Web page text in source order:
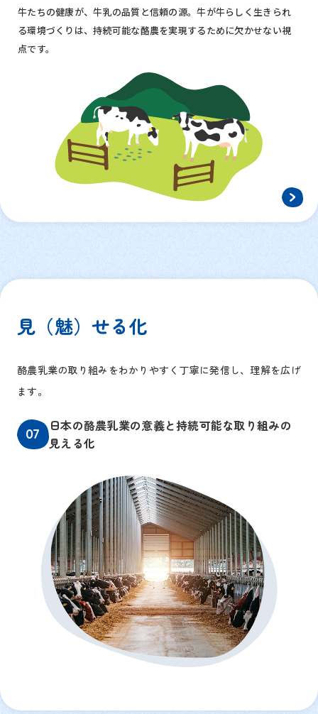
牛たちの健康が、牛乳の品質と信頼の源。牛が牛らしく生きられ
る環境づくりは、持続可能な酪農を実現するために欠かせない視
点です。
見（魅）せる化
酪農乳業の取り組みをわかりやすく丁寧に発信し、理解を広げ
ます。
07
日本の酪農乳業の意義と持続可能な取り組みの
見える化